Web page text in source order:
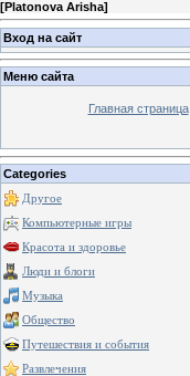
[Platonova Arisha]
Вход на сайт
Меню сайта
Главная страница
Categories
Другое
Компьютерные игры
Красота и здоровье
Люди и блоги
Музыка
Общество
Путешествия и события
Развлечения